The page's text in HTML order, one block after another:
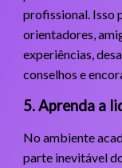
profissional. Isso
orientadores,
experiências,
conselhos e
5. Aprenda a
No ambiente
parte inevitável